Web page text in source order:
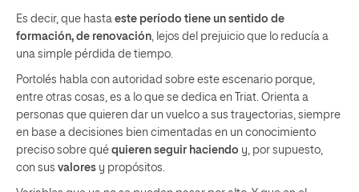
Es decir, que hasta este período tiene un sentido de
formación, de renovación , lejos del prejuicio que lo reducía a
una simple pérdida de tiempo.
Portolés habla con autoridad sobre este escenario porque,
entre otras cosas, es a lo que se dedica en Triat. Orienta a
personas que quieren dar un vuelco a sus trayectorias, siempre
en base a decisiones bien cimentadas en un conocimiento
preciso sobre qué quieren seguir haciendo y, por supuesto,
con sus valores y propósitos.